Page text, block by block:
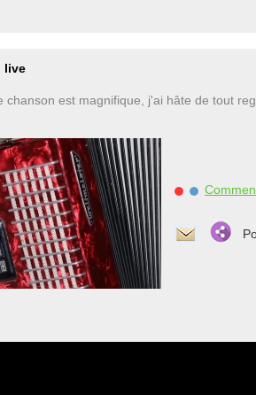
live
chanson est magnifique, j'ai hâte de tout